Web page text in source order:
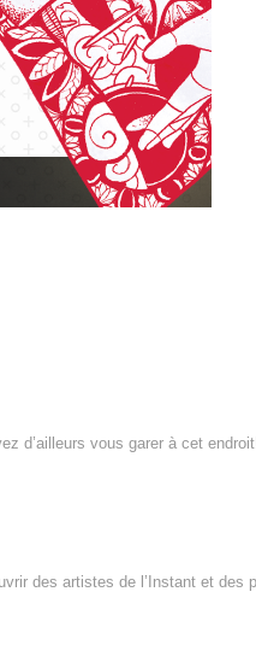
d’ailleurs vous garer à cet
des artistes de l’Instant et des